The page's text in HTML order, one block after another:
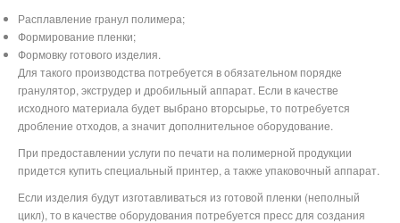
Расплавление гранул полимера;
Формирование пленки;
Формовку готового изделия.
Для такого производства потребуется в обязательном порядке
гранулятор, экструдер и дробильный аппарат. Если в качестве
исходного материала будет выбрано вторсырье, то потребуется
дробление отходов, а значит дополнительное оборудование.
При предоставлении услуги по печати на полимерной продукции
придется купить специальный принтер, а также упаковочный аппарат.
Если изделия будут изготавливаться из готовой пленки (неполный
цикл), то в качестве оборудования потребуется пресс для создания